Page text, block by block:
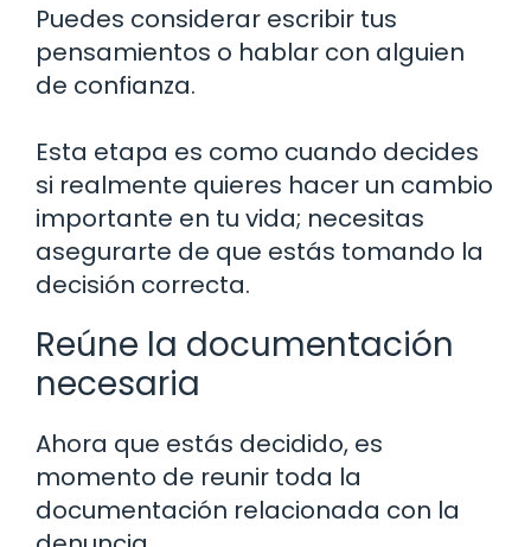
Puedes considerar escribir tus
pensamientos o hablar con alguien
de confianza.
Esta etapa es como cuando decides
si realmente quieres hacer un cambio
importante en tu vida; necesitas
asegurarte de que estás tomando la
decisión correcta.
Reúne la documentación
necesaria
Ahora que estás decidido, es
momento de reunir toda la
documentación relacionada con la